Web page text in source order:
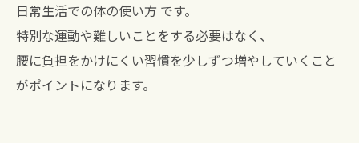
日常生活での体の使い方 です。
特別な運動や難しいことをする必要はなく、
腰に負担をかけにくい習慣を少しずつ増やしていくこと
がポイントになります。